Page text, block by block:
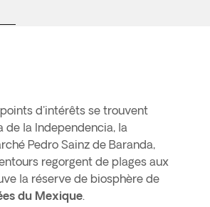
d'intérêts se trouvent
de la Independencia, la
Pedro Sainz de Baranda,
regorgent de plages aux
la réserve de biosphère de
du Mexique.